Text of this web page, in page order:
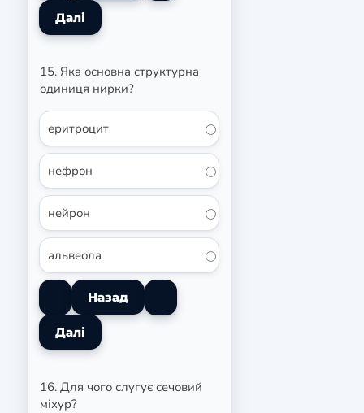
15. Яка основна структурна
одиниця нирки?
еритроцит
нефрон
нейрон
альвеола
16. Для чого слугує сечовий
міхур?